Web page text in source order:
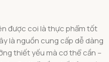
được coi là thực phẩm tốt
là nguồn cung cấp dễ dàng
thiết yếu mà cơ thể cần –